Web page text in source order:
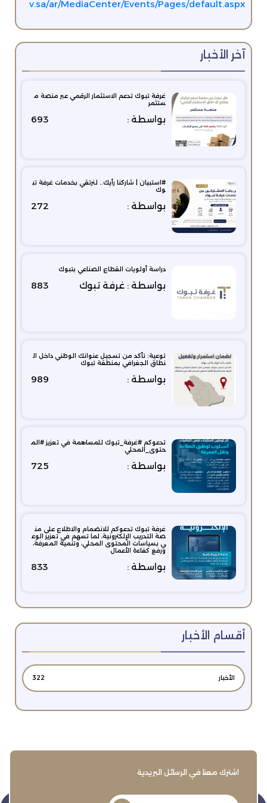
v.sa/ar/MediaCenter/Events/Pages/default.aspx
آخر الأخبار
غرفة تبوك تدعم الاستثمار الرقمي عبر منصة م
ستثمر
بواسطة : 693
#استبيان | شاركنا رأيك.. لنرتقي بخدمات غرفة تب
وك
بواسطة : 272
دراسة أولويات القطاع الصناعي بتبوك
بواسطة : غرفة تبوك 883
توعية: تأكد من تسجيل عنوانك الوطني داخل ال
نطاق الجغرافي بمنطقة تبوك
بواسطة : 989
تدعوكم #غرفة_تبوك للمساهمة في تعزيز #الم
حتوى_المحلي
بواسطة : 725
غرفة تبوك تدعوكم للانضمام والاطلاع على من
صة التدريب الإلكترونية، لما تسهم في تعزيز الوع
ي بسياسات المحتوى المحلي، وتنمية المعرفة،
ورفع كفاءة الأعمال
بواسطة : 833
أقسام الأخبار
الأخبار 322
اشترك معنا في الرسائل البريدية